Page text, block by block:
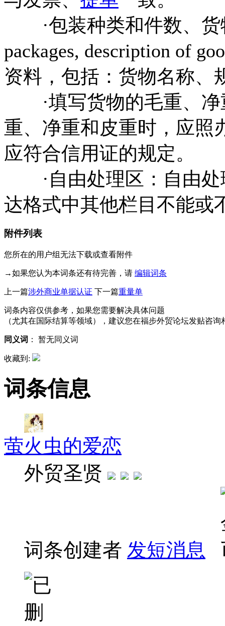
·包装种类和件数、货
packages, description of
资料，包括：货物名称、
·填写货物的毛重、净
重、净重和皮重时，应照
应符合信用证的规定。
·自由处理区：自由处
达格式中其他栏目不能或
附件列表
您所在的用户组无法下载或查看附件
→如果您认为本词条还有待完善，请 编辑词条
上一篇涉外商业单据认证 下一篇重量单
词条内容仅供参考，如果您需要解决具体问题
（尤其在国际结算等领域），建议您在福步外贸论坛发贴咨
同义词 ： 暂无同义词
收藏到:
词条信息
萤火虫的爱恋
外贸圣贤
词条创建者 发短消息